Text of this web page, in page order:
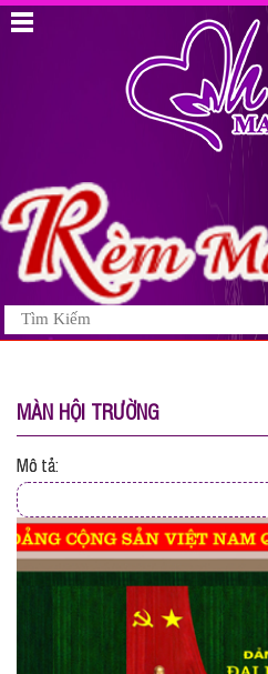
MÀN HỘI TRƯỜNG
Mô tả: